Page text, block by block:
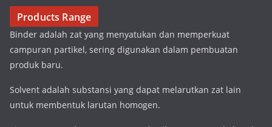
Products Range
Binder adalah zat yang menyatukan dan memperkuat
campuran partikel, sering digunakan dalam pembuatan
produk baru.
Solvent adalah substansi yang dapat melarutkan zat lain
untuk membentuk larutan homogen.